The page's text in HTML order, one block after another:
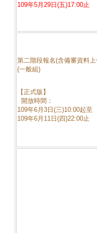
109年5月29日(五)17:00止
第二階段報名(含備審資料上
(一般組)
【正式版】
開放時間：
109年6月3日(三)10:00起至
109年6月11日(四)22:00止